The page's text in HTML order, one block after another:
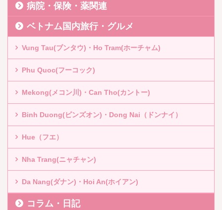
病院・保険・薬関連
ベトナム国内旅行・グルメ
Vung Tau(ブンタウ)・Ho Tram(ホーチャム)
Phu Quoc(フーコック)
Mekong(メコン川)・Can Tho(カントー)
Binh Duong(ビンズオン)・Dong Nai（ドンナイ）
Hue（フエ）
Nha Trang(ニャチャン)
Da Nang(ダナン)・Hoi An(ホイアン)
コラム・日記